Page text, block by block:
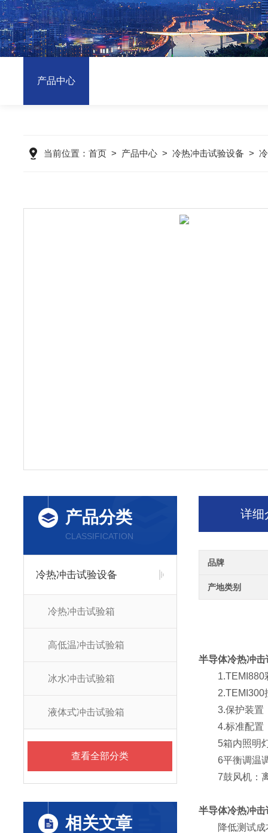
产品中心
当前位置： 首页 > 产品中心 > 冷热冲击试验设备 >
产品分类
CLASSIFICATION
冷热冲击试验设备
冷热冲击试验箱
高低温冲击试验箱
冰水冲击试验箱
液体式冲击试验箱
查看全部分类
相关文章
详细
品牌
产地类别
半导体冷热冲击
1.TEMI880彩
2.TEMI300按
3.保护装置：
4.标准配置：
5箱内照明灯(
6平衡调温调
7鼓风机：离
半导体冷热冲击
降低测试成